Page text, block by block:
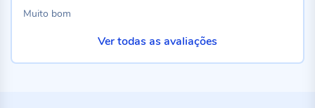
Muito bom
Ver todas as avaliações